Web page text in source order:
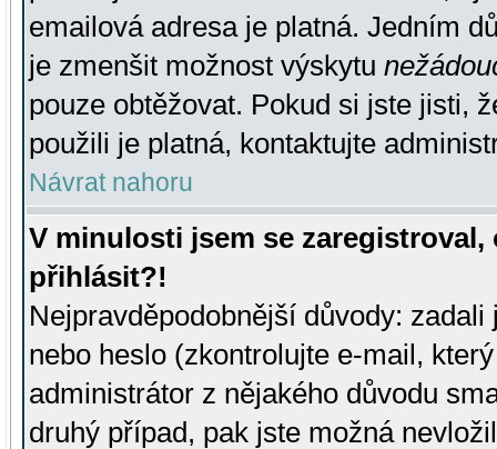
emailová adresa je platná. Jedním
je zmenšit možnost výskytu
pouze obtěžovat. Pokud si jste jisti,
použili je platná, kontaktujte
Návrat nahoru
V minulosti jsem se
přihlásit?!
Nejpravděpodobnější důvody:
nebo heslo (zkontrolujte e-mail,
administrátor z nějakého důvodu
druhý případ, pak jste možná